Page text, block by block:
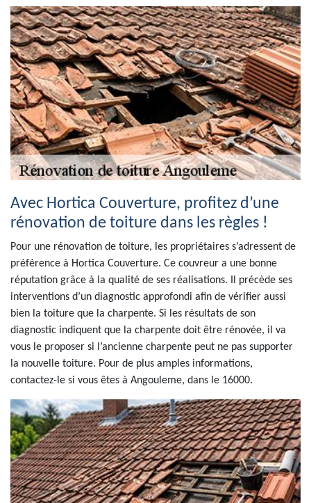
Avec Hortica Couverture, profitez d’une
rénovation de toiture dans les règles !
Pour une rénovation de toiture, les propriétaires s’adressent de
préférence à Hortica Couverture. Ce couvreur a une bonne
réputation grâce à la qualité de ses réalisations. Il précède ses
interventions d’un diagnostic approfondi afin de vérifier aussi
bien la toiture que la charpente. Si les résultats de son
diagnostic indiquent que la charpente doit être rénovée, il va
vous le proposer si l’ancienne charpente peut ne pas supporter
la nouvelle toiture. Pour de plus amples informations,
contactez-le si vous êtes à Angouleme, dans le 16000.